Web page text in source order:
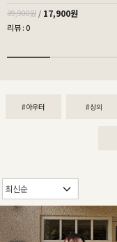
39,900원 / 17,900원
리뷰 : 0
#아우터 #상의